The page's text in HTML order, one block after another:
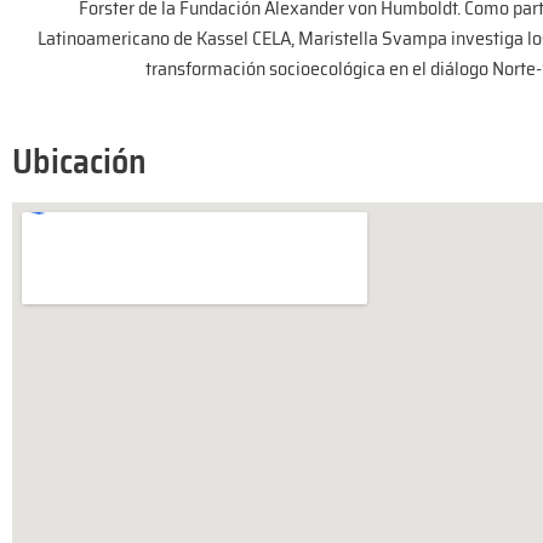
Forster de la Fundación Alexander von Humboldt. Como
Latinoamericano de Kassel CELA, Maristella Svampa investiga
transformación socioecológica en el diálogo
Ubicación